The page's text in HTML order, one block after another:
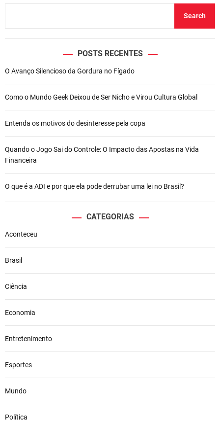
Search
POSTS RECENTES
O Avanço Silencioso da Gordura no Fígado
Como o Mundo Geek Deixou de Ser Nicho e Virou Cultura Global
Entenda os motivos do desinteresse pela copa
Quando o Jogo Sai do Controle: O Impacto das Apostas na Vida
Financeira
O que é a ADI e por que ela pode derrubar uma lei no Brasil?
CATEGORIAS
Aconteceu
Brasil
Ciência
Economia
Entretenimento
Esportes
Mundo
Política